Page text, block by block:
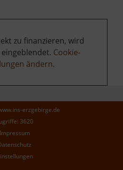
zu finanzieren, wird
Cookie-
ändern.
erzgebirge.de
3620
Impressum